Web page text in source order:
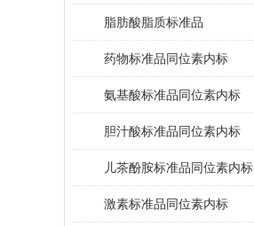
脂肪酸脂质标准品
药物标准品同位素内标
氨基酸标准品同位素内标
胆汁酸标准品同位素内标
儿茶酚胺标准品同位素内标
激素标准品同位素内标